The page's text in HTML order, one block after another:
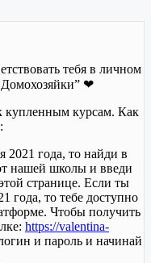
тебя в личном
❤
купленным курсам. Как
2021 года, то найди в
нашей школы и введи
странице. Если ты
года, то тебе доступно
Чтобы получить
https://valentina-
и пароль и начинай